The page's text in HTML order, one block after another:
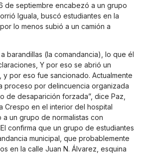
de septiembre encabezó a un grupo
Iguala, buscó estudiantes en la
lo menos subió a un camión a
barandillas (la comandancia), lo que él
Y por eso se abrió un
por eso fue sancionado. Actualmente
proceso por delincuencia organizada
de desaparición forzada”, dice Paz,
Crespo en el interior del hospital
a un grupo de normalistas con
confirma que un grupo de estudiantes
municipal, que probablemente
en la calle Juan N. Álvarez, esquina